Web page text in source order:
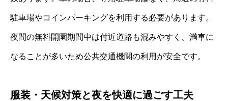
駐車場やコインパーキングを利用する必要があります。
夜間の無料開園期間中は付近道路も混みやすく、満車に
なることが多いため公共交通機関の利用が安全です。
服装・天候対策と夜を快適に過ごす工夫